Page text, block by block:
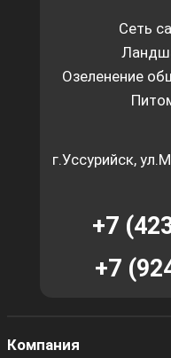
Сеть
Озеленение
г.Уссурийск,
+7
+7
Компания